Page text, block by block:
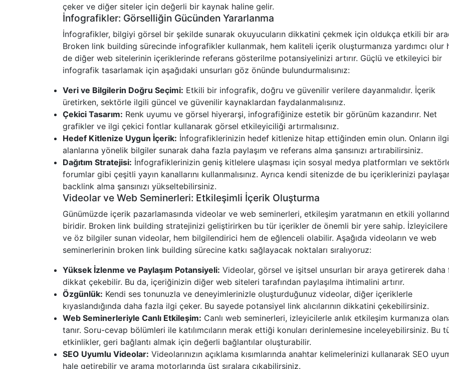
çeker ve diğer siteler için değerli bir kaynak haline gelir.
İnfografikler: Görselliğin Gücünden Yararlanma
İnfografikler, bilgiyi görsel bir şekilde sunarak okuyucuların dikkatini çekmek için oldukça etkili bir
Broken link building sürecinde infografikler kullanmak, hem kaliteli içerik oluşturmanıza yardımcı olur
de diğer web sitelerinin içeriklerinde referans gösterilme potansiyelinizi artırır. Güçlü ve etkileyici bir
infografik tasarlamak için aşağıdaki unsurları göz önünde bulundurmalısınız:
Veri ve Bilgilerin Doğru Seçimi: Etkili bir infografik, doğru ve güvenilir verilere dayanmalıdır. İçerik
üretirken, sektörle ilgili güncel ve güvenilir kaynaklardan faydalanmalısınız.
Çekici Tasarım: Renk uyumu ve görsel hiyerarşi, infografiğinize estetik bir görünüm kazandırır. Net
grafikler ve ilgi çekici fontlar kullanarak görsel etkileyiciliği artırmalısınız.
Hedef Kitlenize Uygun İçerik: İnfografiklerinizin hedef kitlenize hitap ettiğinden emin olun. Onların ilgi
alanlarına yönelik bilgiler sunarak daha fazla paylaşım ve referans alma şansınızı artırabilirsiniz.
Dağıtım Stratejisi: İnfografiklerinizin geniş kitlelere ulaşması için sosyal medya platformları ve
forumlar gibi çeşitli yayın kanallarını kullanmalısınız. Ayrıca kendi sitenizde de bu içeriklerinizi
backlink alma şansınızı yükseltebilirsiniz.
Videolar ve Web Seminerleri: Etkileşimli İçerik Oluşturma
Günümüzde içerik pazarlamasında videolar ve web seminerleri, etkileşim yaratmanın en etkili
biridir. Broken link building stratejinizi geliştirirken bu tür içerikler de önemli bir yere sahip. İzleyicilere
ve öz bilgiler sunan videolar, hem bilgilendirici hem de eğlenceli olabilir. Aşağıda videoların ve web
seminerlerinin broken link building sürecine katkı sağlayacak noktaları sıralıyoruz:
Yüksek İzlenme ve Paylaşım Potansiyeli: Videolar, görsel ve işitsel unsurları bir araya getirerek daha
dikkat çekebilir. Bu da, içeriğinizin diğer web siteleri tarafından paylaşılma ihtimalini artırır.
Özgünlük: Kendi ses tonunuzla ve deneyimlerinizle oluşturduğunuz videolar, diğer içeriklerle
kıyaslandığında daha fazla ilgi çeker. Bu sayede potansiyel link alıcılarının dikkatini çekebilirsiniz.
Web Seminerleriyle Canlı Etkileşim: Canlı web seminerleri, izleyicilerle anlık etkileşim kurmanıza
tanır. Soru-cevap bölümleri ile katılımcıların merak ettiği konuları derinlemesine inceleyebilirsiniz. Bu
etkinlikler, geri bağlantı almak için değerli bağlantılar oluşturabilir.
SEO Uyumlu Videolar: Videolarınızın açıklama kısımlarında anahtar kelimelerinizi kullanarak SEO
hale getirebilir ve arama motorlarında üst sıralara çıkabilirsiniz.